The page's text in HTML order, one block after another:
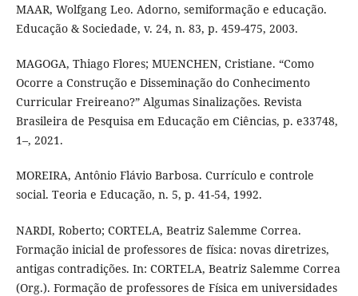
MAAR, Wolfgang Leo. Adorno, semiformação e educação.
Educação & Sociedade, v. 24, n. 83, p. 459-475, 2003.
MAGOGA, Thiago Flores; MUENCHEN, Cristiane. “Como
Ocorre a Construção e Disseminação do Conhecimento
Curricular Freireano?” Algumas Sinalizações. Revista
Brasileira de Pesquisa em Educação em Ciências, p. e33748,
1–, 2021.
MOREIRA, Antônio Flávio Barbosa. Currículo e controle
social. Teoria e Educação, n. 5, p. 41-54, 1992.
NARDI, Roberto; CORTELA, Beatriz Salemme Correa.
Formação inicial de professores de física: novas diretrizes,
antigas contradições. In: CORTELA, Beatriz Salemme Correa
(Org.). Formação de professores de Física em universidades